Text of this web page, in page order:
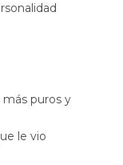
más puros y
le vio